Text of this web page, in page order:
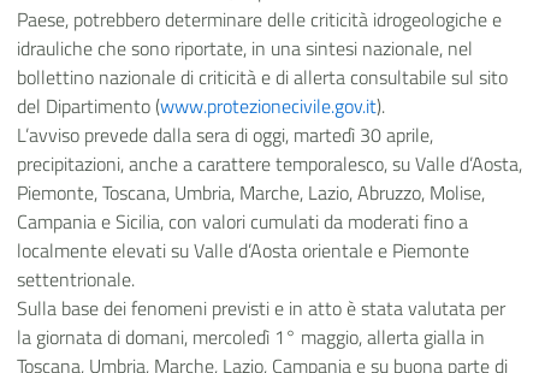
Paese, potrebbero determinare delle criticità idrogeologiche e
idrauliche che sono riportate, in una sintesi nazionale, nel
bollettino nazionale di criticità e di allerta consultabile sul sito
del Dipartimento (www.protezionecivile.gov.it).
L’avviso prevede dalla sera di oggi, martedì 30 aprile,
precipitazioni, anche a carattere temporalesco, su Valle d’Aosta,
Piemonte, Toscana, Umbria, Marche, Lazio, Abruzzo, Molise,
Campania e Sicilia, con valori cumulati da moderati fino a
localmente elevati su Valle d’Aosta orientale e Piemonte
settentrionale.
Sulla base dei fenomeni previsti e in atto è stata valutata per
la giornata di domani, mercoledì 1° maggio, allerta gialla in
Toscana, Umbria, Marche, Lazio, Campania e su buona parte di